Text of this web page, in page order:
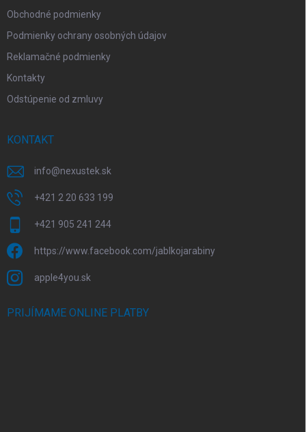
Obchodné podmienky
Podmienky ochrany osobných údajov
Reklamačné podmienky
Kontakty
Odstúpenie od zmluvy
KONTAKT
info@nexustek.sk
+421 2 20 633 199
+421 905 241 244
https://www.facebook.com/jablkojarabiny
apple4you.sk
PRIJÍMAME ONLINE PLATBY